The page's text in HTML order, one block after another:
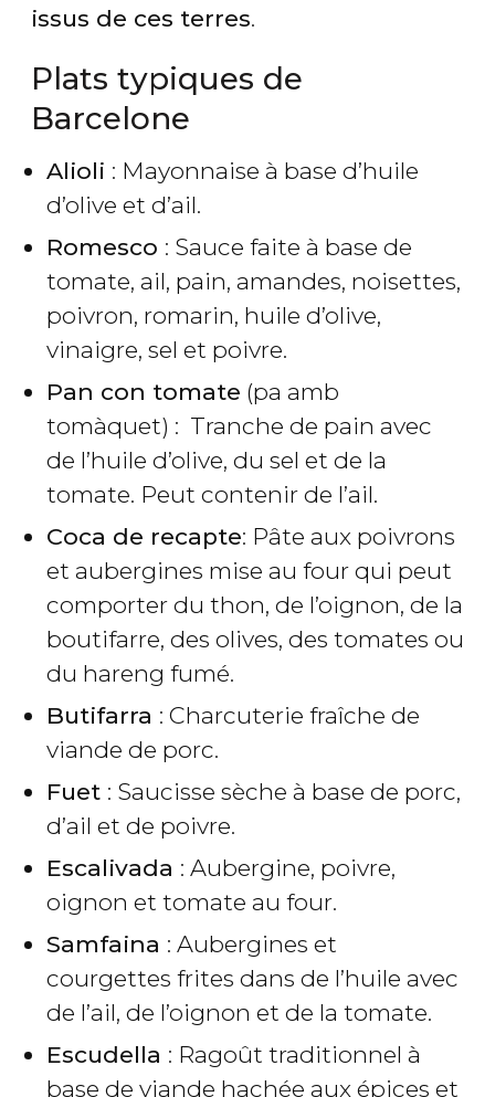
issus de ces terres.
Plats typiques de
Barcelone
Alioli : Mayonnaise à base d’huile
d’olive et d’ail.
Romesco : Sauce faite à base de
tomate, ail, pain, amandes, noisettes,
poivron, romarin, huile d’olive,
vinaigre, sel et poivre.
Pan con tomate (pa amb
tomàquet) : Tranche de pain avec
de l’huile d’olive, du sel et de la
tomate. Peut contenir de l’ail.
Coca de recapte: Pâte aux poivrons
et aubergines mise au four qui peut
comporter du thon, de l’oignon, de la
boutifarre, des olives, des tomates ou
du hareng fumé.
Butifarra : Charcuterie fraîche de
viande de porc.
Fuet : Saucisse sèche à base de porc,
d’ail et de poivre.
Escalivada : Aubergine, poivre,
oignon et tomate au four.
Samfaina : Aubergines et
courgettes frites dans de l’huile avec
de l’ail, de l’oignon et de la tomate.
Escudella : Ragoût traditionnel à
base de viande hachée aux épices et